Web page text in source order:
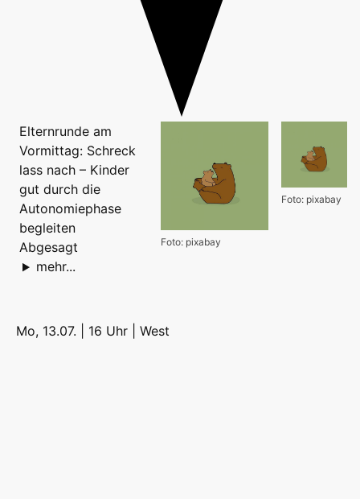
Foto: pixabay
Foto: pixabay
Elternrunde am
Vormittag: Schreck
lass nach – Kinder
gut durch die
Autonomiephase
begleiten
Abgesagt
mehr...
Mo, 13.07. | 16 Uhr | West